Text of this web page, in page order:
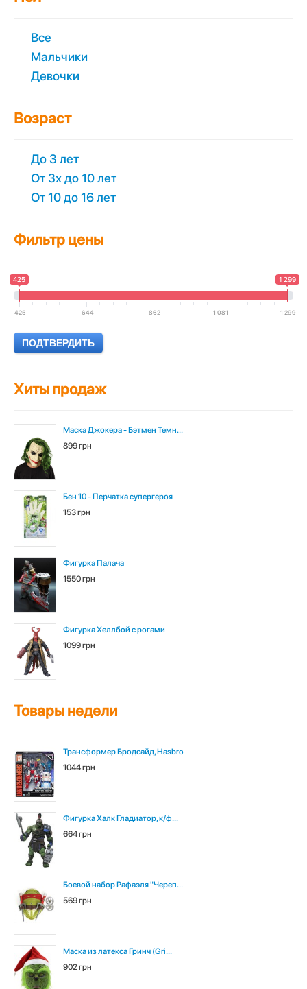
Все
Мальчики
Девочки
Возраст
До 3 лет
От 3х до 10 лет
От 10 до 16 лет
Фильтр цены
425 1 299
425 644 862 1 081 1 299
Хиты продаж
Маска Джокера - Бэтмен Темн...
899 грн
Бен 10 - Перчатка супергероя
153 грн
Фигурка Палача
1550 грн
Фигурка Хеллбой с рогами
1099 грн
Товары недели
Трансформер Бродсайд, Hasbro
1044 грн
Фигурка Халк Гладиатор, к/ф...
664 грн
Боевой набор Рафаэля "Череп...
569 грн
Маска из латекса Гринч (Gri...
902 грн